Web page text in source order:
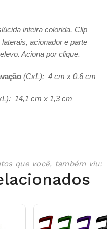
inteira colorida. Clip
acionador e parte
Aciona por clique.
(CxL): 4 cm x 0,6 cm
14,1 cm x 1,3 cm
que você, também viu: